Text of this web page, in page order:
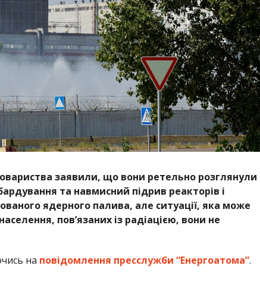
заявили, що вони ретельно розглянули
та навмисний підрив реакторів і
ядерного палива, але ситуації, яка може
пов’язаних із радіацією, вони не
на
повідомлення пресслужби “Енергоатома”.
десять місяців і вони вже не виробляють достатньо
Товсті залізобетонні захисні конструкції
для захисту будь-яких радіоактивних
утримування були порушені, будь-який
між ЗАЕС і «Чорнобилем» чи «Фукусімою» є